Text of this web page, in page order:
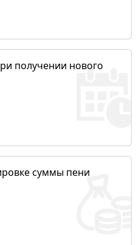
получении нового
суммы пени